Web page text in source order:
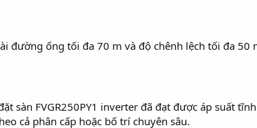
đường ống tối đa 70 m và độ chênh lệch tối đa
sàn FVGR250PY1 inverter đã đạt được áp suất
cả phân cấp hoặc bố trí chuyên sâu.